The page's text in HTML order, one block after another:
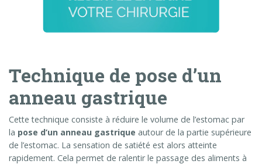
Technique de pose d’un
anneau gastrique
Cette technique consiste à réduire le volume de l’estomac par
la pose d’un anneau gastrique autour de la partie supérieure
de l’estomac. La sensation de satiété est alors atteinte
rapidement. Cela permet de ralentir le passage des aliments à